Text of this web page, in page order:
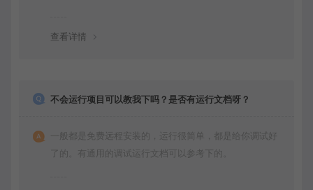
查看详情
不会运行项目可以教我下吗？是否有运行文档呀？
一般都是免费远程安装的，运行很简单，都是给你调试好
了的。有通用的调试运行文档可以参考下的。